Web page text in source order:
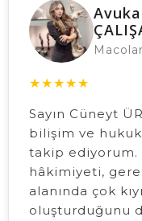
★★★★★
Sayın Cüneyt
bilişim ve hukuk
takip ediyorum.
hâkimiyeti,
alanında çok
oluşturduğunu